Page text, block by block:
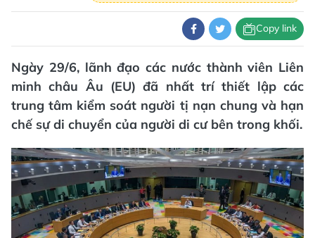
Copy link
Ngày 29/6, lãnh đạo các nước thành viên Liên
minh châu Âu (EU) đã nhất trí thiết lập các
trung tâm kiểm soát người tị nạn chung và hạn
chế sự di chuyển của người di cư bên trong khối.